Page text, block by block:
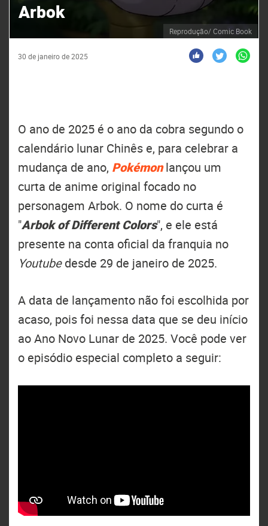
Reprodução/ Comic Book
Arbok
30 de janeiro de 2025
O ano de 2025 é o ano da cobra segundo o
calendário lunar Chinês e, para celebrar a
mudança de ano, Pokémonlançou um
curta de anime original focado no
personagem Arbok. O nome do curta é
"Arbok of Different Colors", e ele está
presente na conta oficial da franquia no
Youtubedesde 29 de janeiro de 2025.
A data de lançamento não foi escolhida por
acaso, pois foi nessa data que se deu início
ao Ano Novo Lunar de 2025. Você pode ver
o episódio especial completo a seguir: